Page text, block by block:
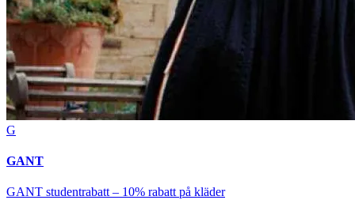
G
GANT
GANT studentrabatt – 10% rabatt på kläder